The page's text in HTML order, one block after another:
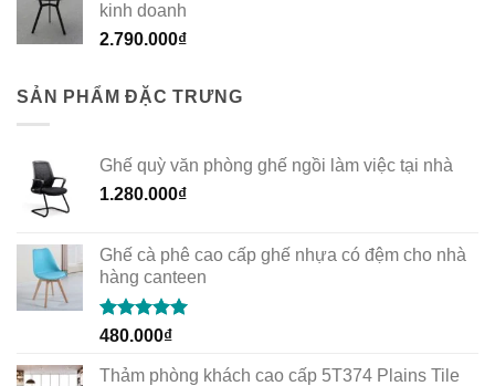
kinh doanh
2.790.000₫
SẢN PHẨM ĐẶC TRƯNG
Ghế quỳ văn phòng ghế ngồi làm việc tại nhà
1.280.000₫
Ghế cà phê cao cấp ghế nhựa có đệm cho nhà
hàng canteen
Rated5.00
480.000₫
Thảm phòng khách cao cấp 5T374 Plains Tile